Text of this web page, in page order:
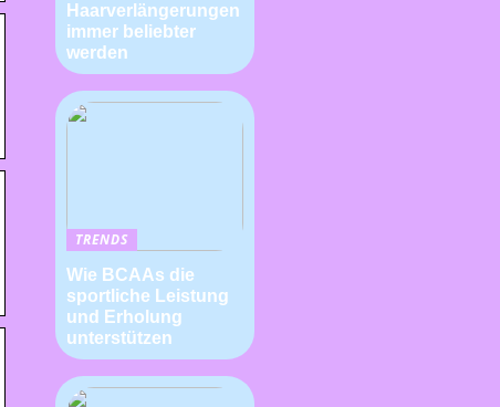
Haarverlängerungen
immer beliebter
werden
TRENDS
Wie BCAAs die
sportliche Leistung
und Erholung
unterstützen